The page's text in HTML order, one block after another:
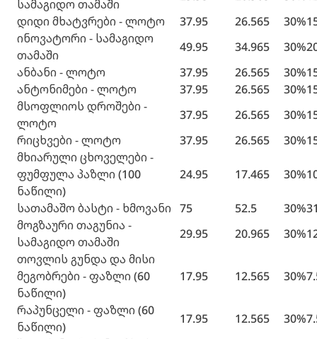
სამაგიდო თამაში
დიდი მხატვრები - ლოტო
37.95 26.565 30%
ინოვატორი - სამაგიდო
თამაში
49.95 34.965 30%
ანბანი - ლოტო
37.95 26.565 30%
ანტონიმები - ლოტო
37.95 26.565 30%
მსოფლიოს დროშები -
ლოტო
37.95 26.565 30%
რიცხვები - ლოტო
37.95 26.565 30%
მხიარული ცხოველები -
ფუმფულა პაზლი (100
ნაწილი)
24.95 17.465 30%
სათამაშო ბასტი - ხმოვანი 75 52.5 30%
მოგზაური თაგუნია -
სამაგიდო თამაში
29.95 20.965 30%
თოვლის გუნდა და მისი
მეგობრები - ფაზლი (60
ნაწილი)
17.95 12.565 30%
რაპუნცელი - ფაზლი (60
ნაწილი)
17.95 12.565 30%